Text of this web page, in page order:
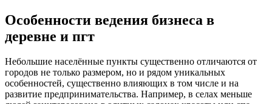
Особенности ведения бизнеса в
деревне и пгт
Небольшие населённые пункты существенно отличаются от
городов не только размером, но и рядом уникальных
особенностей, существенно влияющих в том числе и на
развитие предпринимательства. Например, в селах меньше